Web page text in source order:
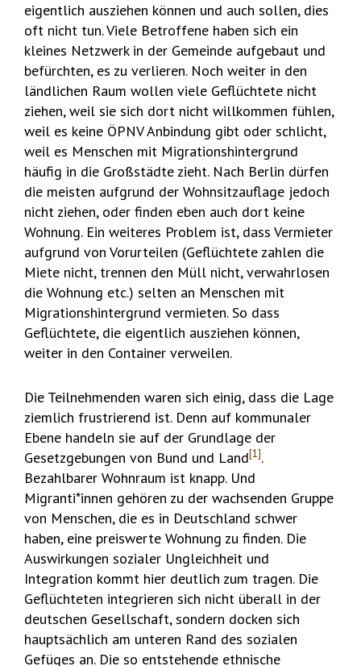
eigentlich ausziehen können und auch sollen, dies
oft nicht tun. Viele Betroffene haben sich ein
kleines Netzwerk in der Gemeinde aufgebaut und
befürchten, es zu verlieren. Noch weiter in den
ländlichen Raum wollen viele Geflüchtete nicht
ziehen, weil sie sich dort nicht willkommen fühlen,
weil es keine ÖPNV Anbindung gibt oder schlicht,
weil es Menschen mit Migrationshintergrund
häufig in die Großstädte zieht. Nach Berlin dürfen
die meisten aufgrund der Wohnsitzauflage jedoch
nicht ziehen, oder finden eben auch dort keine
Wohnung. Ein weiteres Problem ist, dass Vermieter
aufgrund von Vorurteilen (Geflüchtete zahlen die
Miete nicht, trennen den Müll nicht, verwahrlosen
die Wohnung etc.) selten an Menschen mit
Migrationshintergrund vermieten. So dass
Geflüchtete, die eigentlich ausziehen können,
weiter in den Container verweilen.
Die Teilnehmenden waren sich einig, dass die Lage
ziemlich frustrierend ist. Denn auf kommunaler
Ebene handeln sie auf der Grundlage der
Gesetzgebungen von Bund und Land[1].
Bezahlbarer Wohnraum ist knapp. Und
Migranti*innen gehören zu der wachsenden Gruppe
von Menschen, die es in Deutschland schwer
haben, eine preiswerte Wohnung zu finden. Die
Auswirkungen sozialer Ungleichheit und
Integration kommt hier deutlich zum tragen. Die
Geflüchteten integrieren sich nicht überall in der
deutschen Gesellschaft, sondern docken sich
hauptsächlich am unteren Rand des sozialen
Gefüges an. Die so entstehende ethnische